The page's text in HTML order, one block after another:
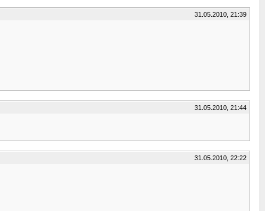
31.05.2010, 21:39
31.05.2010, 21:44
31.05.2010, 22:22